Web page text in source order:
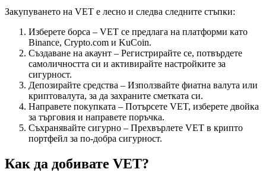
Закупуването на VET е лесно и следва следните стъпки:
Изберете борса – VET се предлага на платформи като
Binance, Crypto.com и KuCoin.
Създаване на акаунт – Регистрирайте се, потвърдете
самоличността си и активирайте настройките за
сигурност.
Депозирайте средства – Използвайте фиатна валута или
криптовалута, за да захраните сметката си.
Направете покупката – Потърсете VET, изберете двойка
за търговия и направете поръчка.
Съхранявайте сигурно – Прехвърлете VET в крипто
портфейл за по-добра сигурност.
Как да добивате VET?